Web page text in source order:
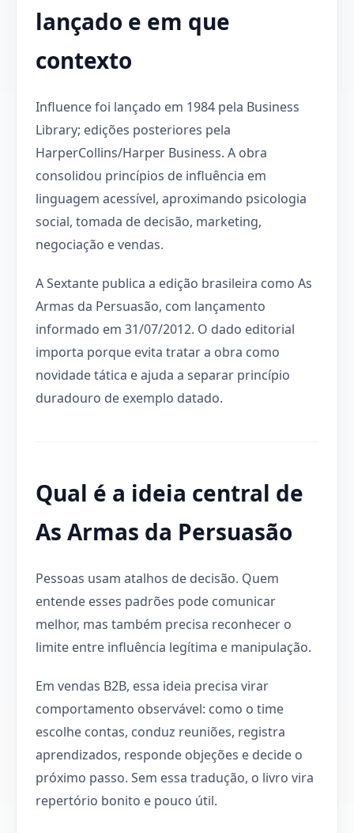
lançado e em que
contexto
Influence foi lançado em 1984 pela Business
Library; edições posteriores pela
HarperCollins/Harper Business. A obra
consolidou princípios de influência em
linguagem acessível, aproximando psicologia
social, tomada de decisão, marketing,
negociação e vendas.
A Sextante publica a edição brasileira como As
Armas da Persuasão, com lançamento
informado em 31/07/2012. O dado editorial
importa porque evita tratar a obra como
novidade tática e ajuda a separar princípio
duradouro de exemplo datado.
Qual é a ideia central de
As Armas da Persuasão
Pessoas usam atalhos de decisão. Quem
entende esses padrões pode comunicar
melhor, mas também precisa reconhecer o
limite entre influência legítima e manipulação.
Em vendas B2B, essa ideia precisa virar
comportamento observável: como o time
escolhe contas, conduz reuniões, registra
aprendizados, responde objeções e decide o
próximo passo. Sem essa tradução, o livro vira
repertório bonito e pouco útil.